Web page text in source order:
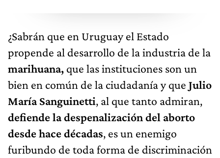
¿Sabrán que en Uruguay el Estado
propende al desarrollo de la industria de la
marihuana, que las instituciones son un
bien en común de la ciudadanía y que Julio
María Sanguinetti, al que tanto admiran,
defiende la despenalización del aborto
desde hace décadas, es un enemigo
furibundo de toda forma de discriminación